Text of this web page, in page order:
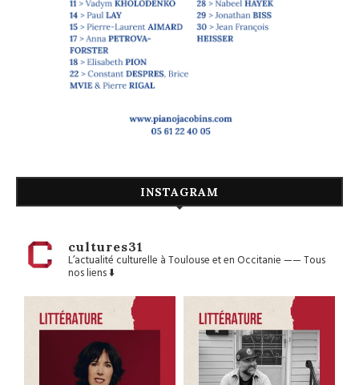
INSTAGRAM
cultures31
L’actualité culturelle à Toulouse et en Occitanie——Tous
nos liens ⬇️